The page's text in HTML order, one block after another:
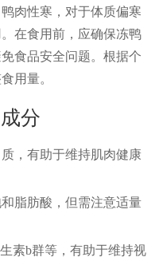
肉性寒，对于体质偏寒
在食用前，应确保冻鸭
食品安全问题。根据个
用量。
分
，有助于维持肌肉健康
脂肪酸，但需注意适量
素b群等，有助于维持视